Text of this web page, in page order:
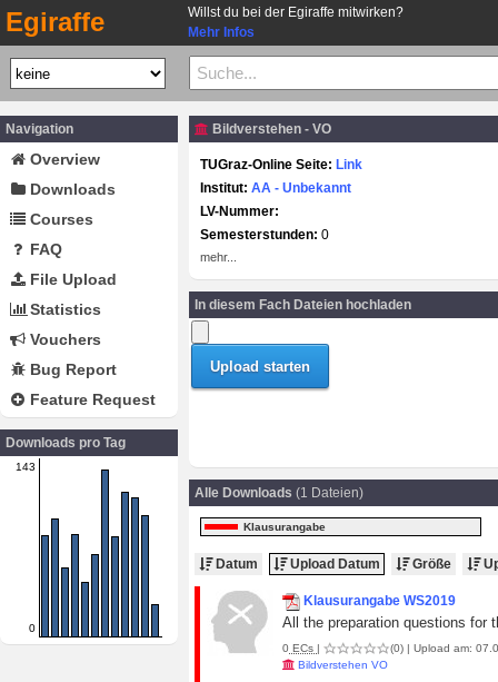
Egiraffe
Willst du bei der Egiraffe mitwirken?
Mehr Infos
Navigation
Overview
Downloads
Courses
FAQ
File Upload
Statistics
Vouchers
Bug Report
Feature Request
Downloads pro Tag
143
0
Bildverstehen - VO
TUGraz-Online Seite: Link
Institut: AA - Unbekannt
LV-Nummer:
Semesterstunden: 0
mehr...
In diesem Fach Dateien hochladen
Alle Downloads (1 Dateien)
Klausurangabe
Datum Upload Datum Größe
Klausurangabe WS2019
All the preparation questions for
0 ECs | (0) | Upload am:
Bildverstehen VO